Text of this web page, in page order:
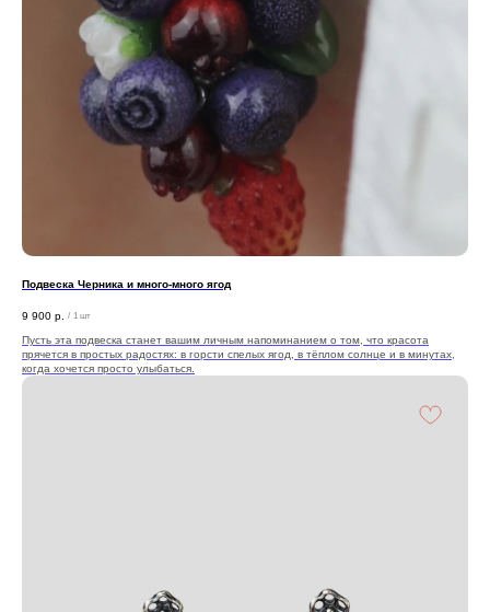
Подвеска Черника и много-много ягод
9 900 р. / 1 шт
Пусть эта подвеска станет вашим личным напоминанием о том, что красота
прячется в простых радостях: в горсти спелых ягод, в тёплом солнце и в минутах,
когда хочется просто улыбаться.